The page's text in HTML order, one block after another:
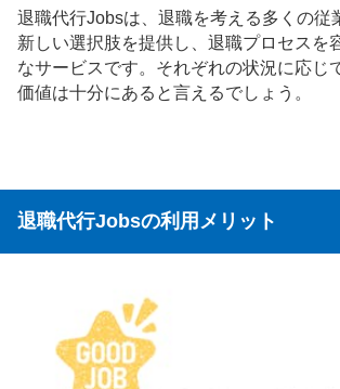
退職代行Jobsは、退職を考える多くの従
新しい選択肢を提供し、退職プロセスを
なサービスです。それぞれの状況に応じ
価値は十分にあると言えるでしょう。
退職代行Jobsの利用メリット